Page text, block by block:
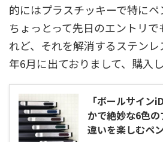
的にはプラスチッキーで特に
ちょっとって先日のエントリ
れど、それを解消するステン
年6月に出ておりまして、購入
「ボールサイン
かで絶妙な6色
違いを楽しむペン